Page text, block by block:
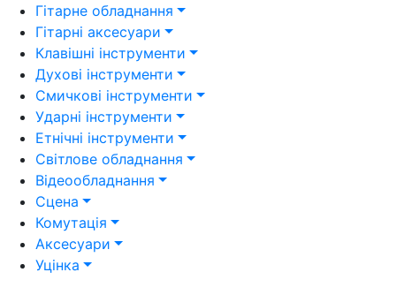
Гітарне обладнання
Гітарні аксесуари
Клавішні інструменти
Духові інструменти
Смичкові інструменти
Ударні інструменти
Етнічні інструменти
Світлове обладнання
Відеообладнання
Сцена
Комутація
Аксесуари
Уцінка